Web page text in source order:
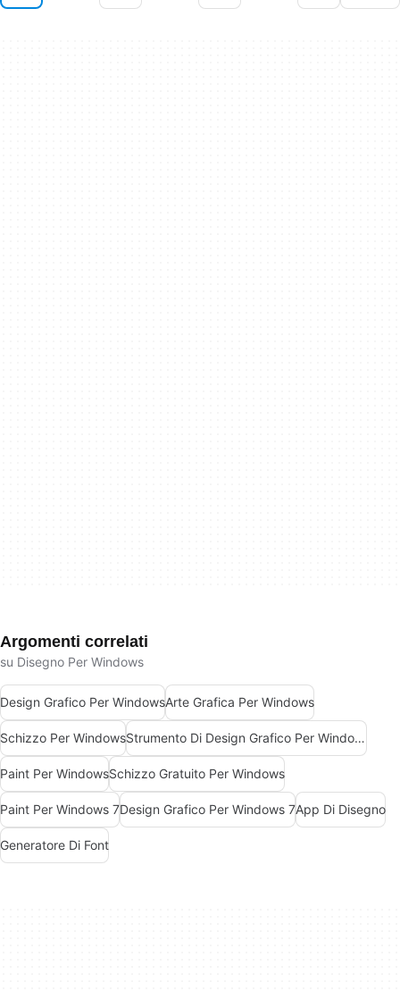
Argomenti correlati
su Disegno Per Windows
Design Grafico Per WindowsArte Grafica Per Windows
Schizzo Per Windows Strumento Di Design Grafico Per Windows 7
Paint Per WindowsSchizzo Gratuito Per Windows
Paint Per Windows 7Design Grafico Per Windows 7App Di Disegno
Generatore Di Font